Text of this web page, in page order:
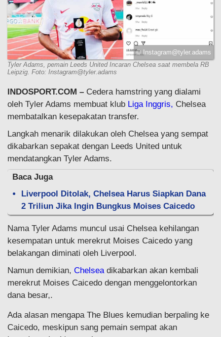
©Instagram@tyler.adams
Tyler Adams, pemain Leeds United Incaran Chelsea saat membela RB
Leipzig. Foto: Instagram@tyler.adams
INDOSPORT.COM – Cedera hamstring yang dialami
oleh Tyler Adams membuat klub Liga Inggris, Chelsea
membatalkan kesepakatan transfer.
Langkah menarik dilakukan oleh Chelsea yang sempat
dikabarkan sepakat dengan Leeds United untuk
mendatangkan Tyler Adams.
Baca Juga
Liverpool Ditolak, Chelsea Harus Siapkan Dana
2 Triliun Jika Ingin Bungkus Moises Caicedo
Nama Tyler Adams muncul usai Chelsea kehilangan
kesempatan untuk merekrut Moises Caicedo yang
belakangan diminati oleh Liverpool.
Namun demikian, Chelseadikabarkan akan kembali
merekrut Moises Caicedo dengan menggelontorkan
dana besar,.
Ada alasan mengapa The Blues kemudian berpaling ke
Caicedo, meskipun sang pemain sempat akan